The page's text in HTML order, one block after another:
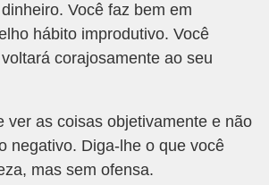
Você faz bem em
hábito improdutivo. Você
corajosamente ao seu
ver as coisas objetivamente e não
negativo. Diga-lhe o que você
mas sem ofensa.